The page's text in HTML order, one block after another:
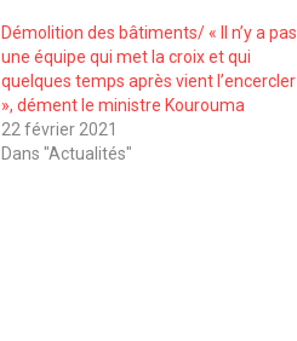
Démolition des bâtiments/ « Il n’y a pas
une équipe qui met la croix et qui
quelques temps après vient l’encercler
», dément le ministre Kourouma
22 février 2021
Dans "Actualités"